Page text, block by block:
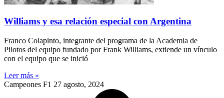
Williams y esa relación especial con Argentina
Franco Colapinto, integrante del programa de la Academia de
Pilotos del equipo fundado por Frank Williams, extiende un vínculo
con el equipo que se inició
Leer más »
Campeones F1 27 agosto, 2024